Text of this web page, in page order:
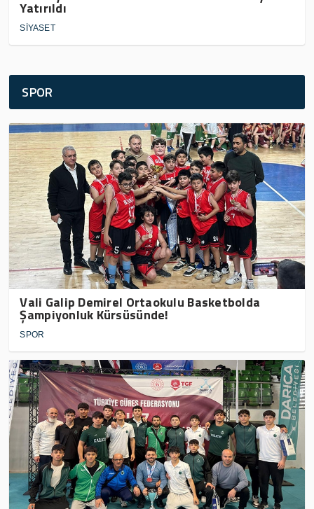
Yatırıldı
SİYASET
SPOR
Vali Galip Demirel Ortaokulu Basketbolda
Şampiyonluk Kürsüsünde!
SPOR